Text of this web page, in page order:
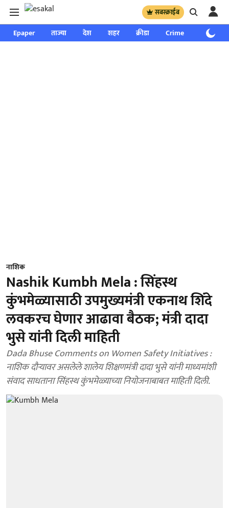
सबस्क्राईब
Epaper ताज्या देश शहर क्रीडा Crime साप्ताहिक
नाशिक
Nashik Kumbh Mela : सिंहस्थ
कुंभमेळ्यासाठी उपमुख्यमंत्री एकनाथ शिंदे
लवकरच घेणार आढावा बैठक; मंत्री दादा
भुसे यांनी दिली माहिती
Dada Bhuse Comments on Women Safety Initiatives :
नाशिक दौऱ्यावर असलेले शालेय शिक्षणमंत्री दादा भुसे यांनी माध्यमांशी
संवाद साधताना सिंहस्थ कुंभमेळ्याच्या नियोजनाबाबत माहिती दिली.